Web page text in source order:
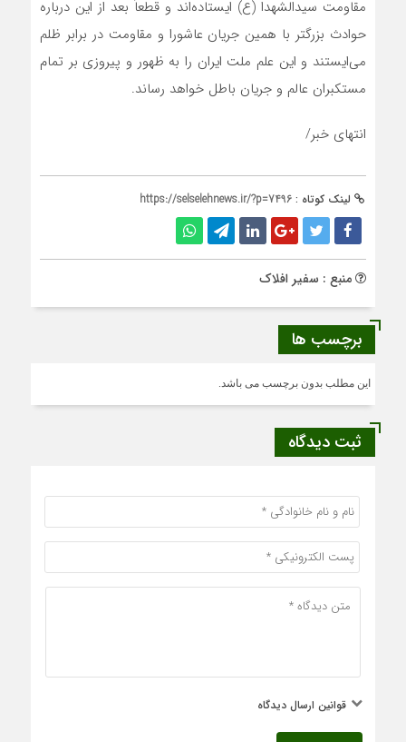
مقاومت سیدالشهدا (ع) ایستاده‌اند و قطعاً بعد از این درباره
حوادث بزرگتر با همین جریان عاشورا و مقاومت در برابر ظلم
می‌ایستند و این علم ملت ایران را به ظهور و پیروزی بر تمام
مستکبران عالم و جریان باطل خواهد رساند.
انتهای خبر/
لینک کوتاه : https://selselehnews.ir/?p=7496
منبع : سفیر افلاک
برچسب ها
این مطلب بدون برچسب می باشد.
ثبت دیدگاه
قوانین ارسال دیدگاه